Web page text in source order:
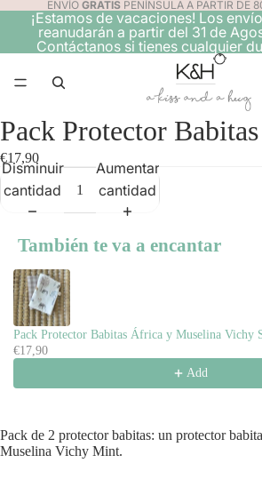
ENVÍO GRATISPENÍNSULA A PARTIR DE
¡Estamos de vacaciones! Los
reanudarán a partir del 31 de
Contáctanos si tienes cualquier
Pack Protector
€17,90
Disminuir
cantidad
Aumentar
cantidad
También te va a encantar
Use the Previous and Next buttons to
Pack Protector Babitas África y Muselina Vichy
€17,90
Add
Pack de 2 protector babitas: un protector
Muselina Vichy Mint.